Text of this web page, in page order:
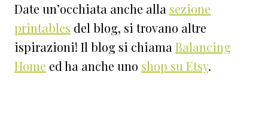
Date un’occhiata anche alla sezione
printables del blog, si trovano altre
ispirazioni! Il blog si chiama Balancing
Home ed ha anche uno shop su Etsy.